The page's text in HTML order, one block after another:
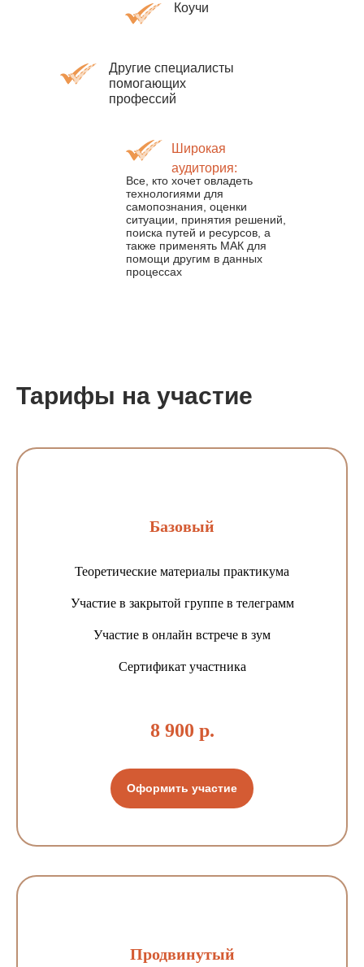
Другие специалисты
помогающих
профессий
Коучи
Все, кто хочет овладеть
технологиями для
самопознания, оценки
ситуации, принятия решений,
поиска путей и ресурсов, а
также применять МАК для
помощи другим в данных
процессах
Широкая
аудитория:
Тарифы на участие
Базовый
Теоретические материалы практикума
Участие в закрытой группе в телеграмм
Участие в онлайн встрече в зум
Сертификат участника
8 900 р.
Оформить участие
Продвинутый